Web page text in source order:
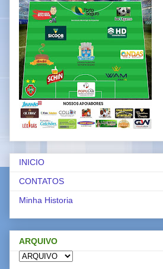
INICIO
CONTATOS
Minha Historia
ARQUIVO